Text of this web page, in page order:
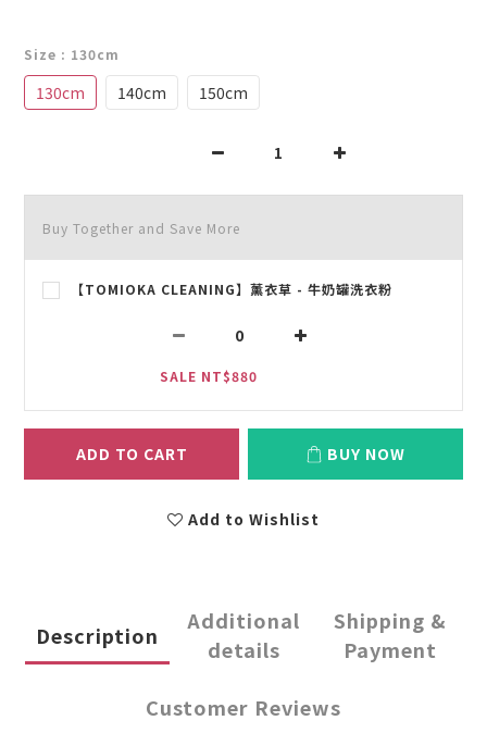
Size : 130cm
130cm 140cm 150cm
Buy Together and Save More
【TOMIOKA CLEANING】薰衣草 - 牛奶罐洗衣粉
SALE NT$880
ADD TO CART BUY NOW
Add to Wishlist
Description
Additional
details
Shipping &
Payment
Customer Reviews